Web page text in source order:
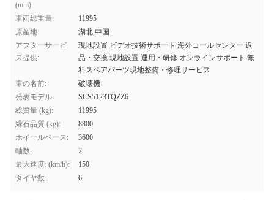
(mm):
車両総重量:
11995
原産地:
湖北,中国
アフターサービ
ス提供:
現地設置 ビデオ技術サポート 海外コールセンター 返
品・交換 現地設置 運用・研修 オンラインサポート 無
料スペアパーツ現地整備・修理サービス
車の名前:
破壊機
発表モデル:
SCS5123TQZZ6
総質量 (kg):
11995
縁石品質 (kg):
8800
ホイールベース:
3600
軸数:
2
最大速度: (km/h):
150
タイヤ数:
6